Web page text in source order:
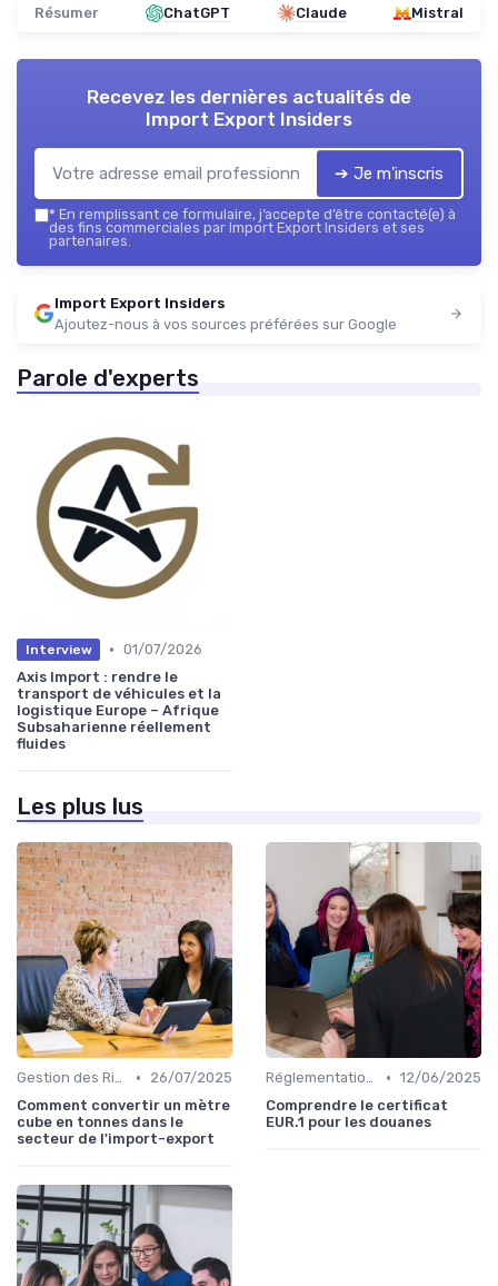
Résumer ChatGPT Claude Mistral
Recevez les dernières actualités de
Import Export Insiders
➔ Je m'inscris
* En remplissant ce formulaire, j’accepte d’être contacté(e) à
des fins commerciales par Import Export Insiders et ses
partenaires.
Import Export Insiders
Ajoutez-nous à vos sources préférées sur Google
Parole d'experts
Interview • 01/07/2026
Axis Import : rendre le
transport de véhicules et la
logistique Europe – Afrique
Subsaharienne réellement
fluides
Les plus lus
Gestion des Risques •
26/07/2025
Comment convertir un mètre
cube en tonnes dans le
secteur de l'import-export
Réglementations Douanières • 12/06/2025
Comprendre le certificat
EUR.1 pour les douanes